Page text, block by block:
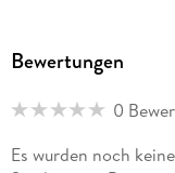
Marcus Weeks
Philosophie u. a. als
bereitet er
Bewertungen
0
Es wurden noch